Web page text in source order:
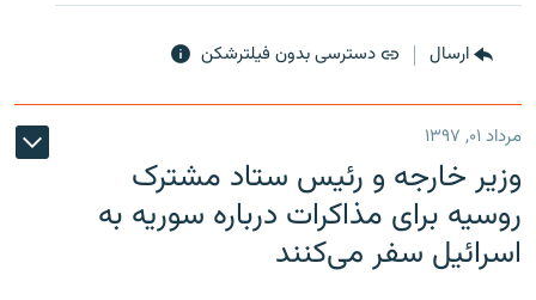
ارسال دسترسی بدون فیلترشکن
مرداد ۰۱, ۱۳۹۷
وزیر خارجه و رئیس‌ ستاد مشترک
روسیه برای مذاکرات درباره سوریه به
اسرائیل سفر می‌کنند